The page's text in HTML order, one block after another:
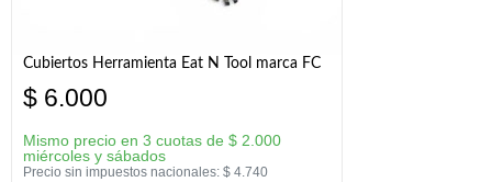
Cubiertos Herramienta Eat N Tool marca FC
$ 6.000
Mismo precio en 3 cuotas de $ 2.000
miércoles y sábados
Precio sin impuestos nacionales: $ 4.740